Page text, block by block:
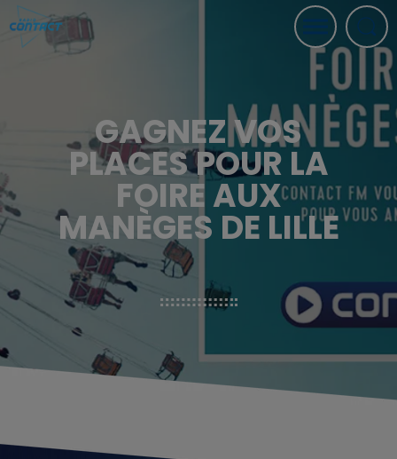
GAGNEZ VOS
PLACES POUR LA
FOIRE AUX
MANÈGES DE LILLE